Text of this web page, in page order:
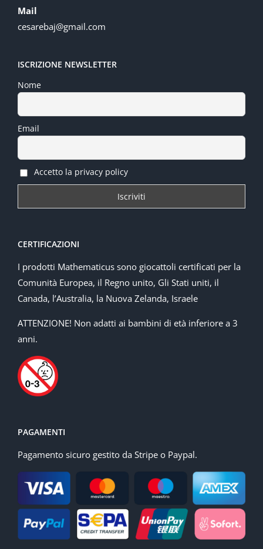
Mail
cesarebaj@gmail.com
ISCRIZIONE NEWSLETTER
Nome
Email
Accetto la privacy policy
CERTIFICAZIONI
I prodotti Mathematicus sono giocattoli certificati per la
Comunità Europea, il Regno unito, Gli Stati uniti, il
Canada, l’Australia, la Nuova Zelanda, Israele
ATTENZIONE! Non adatti ai bambini di età inferiore a 3
anni.
PAGAMENTI
Pagamento sicuro gestito da Stripe o Paypal.